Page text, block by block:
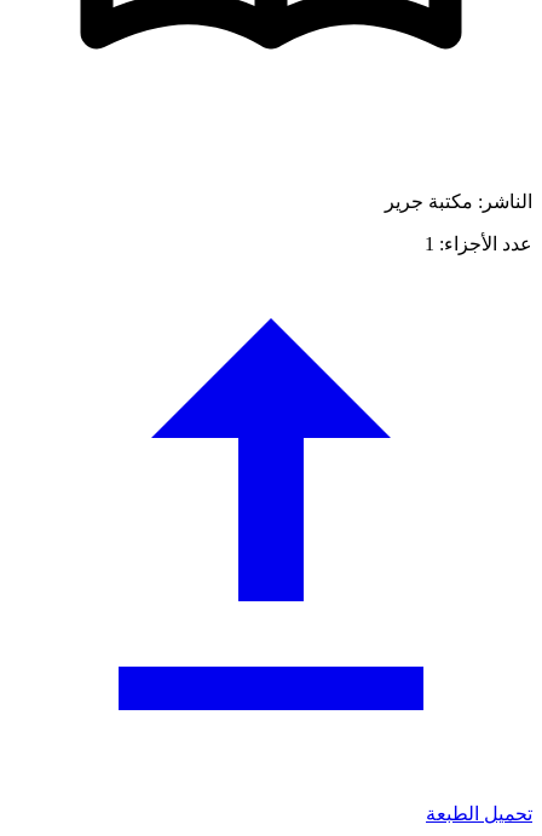
الناشر: مكتبة جرير
عدد الأجزاء: 1
تحميل الطبعة